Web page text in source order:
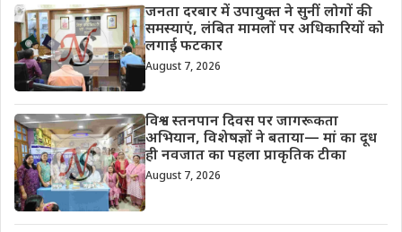
जनता दरबार में उपायुक्त ने सुनीं लोगों की
समस्याएं, लंबित मामलों पर अधिकारियों को
लगाई फटकार
August 7, 2026
विश्व स्तनपान दिवस पर जागरूकता
अभियान, विशेषज्ञों ने बताया— मां का दूध
ही नवजात का पहला प्राकृतिक टीका
August 7, 2026